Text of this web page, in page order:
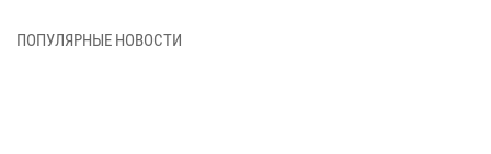
Военнослужащие по призыву из Архангельской области приняли
ПОПУЛЯРНЫЕ НОВОСТИ